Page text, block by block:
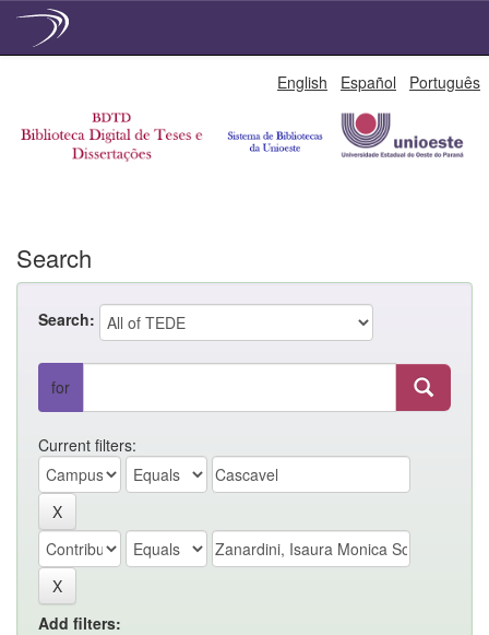
English Español Português
Search
Search:
for
Current filters:
Add filters: